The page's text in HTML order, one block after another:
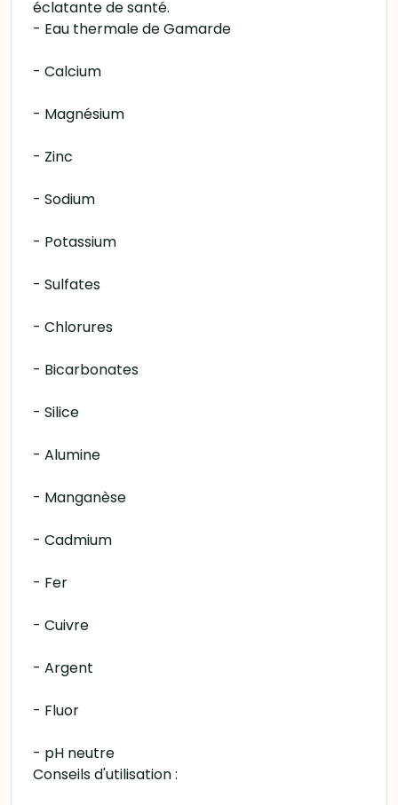
éclatante de santé.
- Eau thermale de Gamarde
- Calcium
- Magnésium
- Zinc
- Sodium
- Potassium
- Sulfates
- Chlorures
- Bicarbonates
- Silice
- Alumine
- Manganèse
- Cadmium
- Fer
- Cuivre
- Argent
- Fluor
- pH neutre
Conseils d'utilisation :